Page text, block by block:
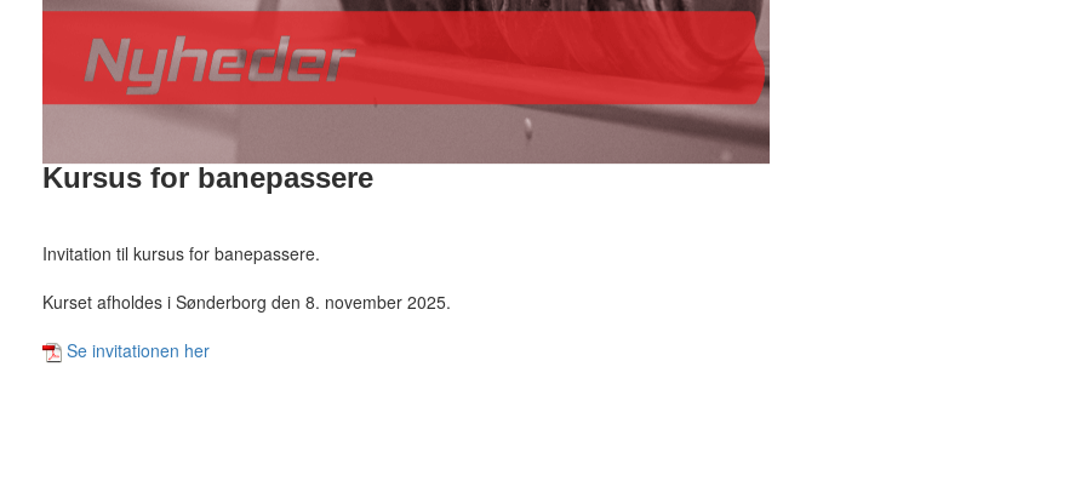
Kursus for banepassere
Invitation til kursus for banepassere.
Kurset afholdes i Sønderborg den 8. november 2025.
Se invitationen her